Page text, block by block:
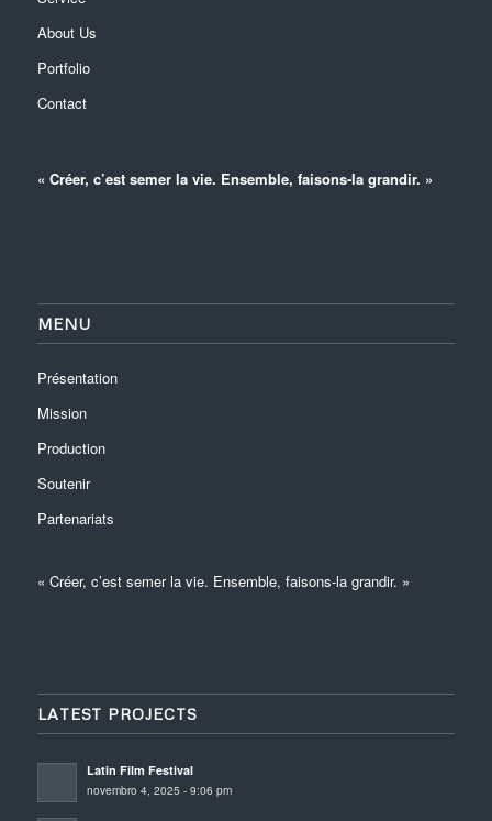
About Us
Portfolio
Contact
« Créer, c’est semer la vie. Ensemble, faisons-la grandir. »
MENU
Présentation
Mission
Production
Soutenir
Partenariats
« Créer, c’est semer la vie. Ensemble, faisons-la grandir. »
LATEST PROJECTS
Latin Film Festival
novembro 4, 2025 - 9:06 pm